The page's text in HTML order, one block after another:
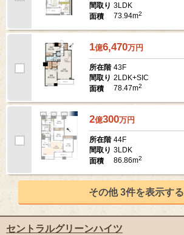
間取り 3LDK
面積
73.94m2
1億6,470万円
所在階 43F
間取り 2LDK+SIC
面積
78.47m2
2億300万円
所在階 44F
間取り 3LDK
面積
86.86m2
その他 3件を表示する
セントラルグリーンハイツ